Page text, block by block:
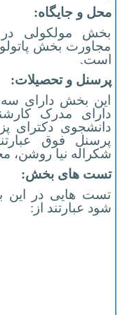
محل و جایگاه:
بخش مولکولی در
مجاورت بخش
است.
پرسنل و تحصیلات:
این بخش دارای سه
دارای مدرک
دانشجوی دکترای
پرسنل فوق
شکراله نیا روشن،
تست های بخش:
تست هایی در
شود عبارتند از: